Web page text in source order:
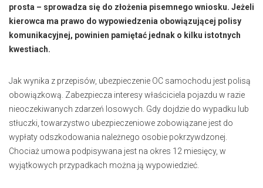
prosta – sprowadza się do złożenia pisemnego wniosku. Jeżeli
kierowca ma prawo do wypowiedzenia obowiązującej polisy
komunikacyjnej, powinien pamiętać jednak o kilku istotnych
kwestiach.
Jak wynika z przepisów, ubezpieczenie OC samochodu jest polisą
obowiązkową. Zabezpiecza interesy właściciela pojazdu w razie
nieoczekiwanych zdarzeń losowych. Gdy dojdzie do wypadku lub
stłuczki, towarzystwo ubezpieczeniowe zobowiązane jest do
wypłaty odszkodowania należnego osobie pokrzywdzonej.
Chociaż umowa podpisywana jest na okres 12 miesięcy, w
wyjątkowych przypadkach można ją wypowiedzieć.